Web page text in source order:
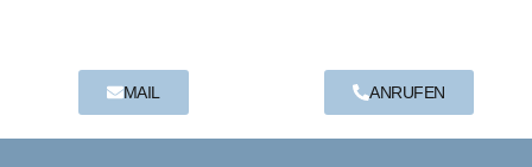
MAIL ANRUFEN